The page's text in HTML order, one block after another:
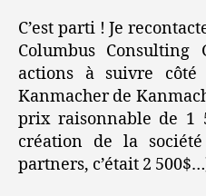
C’est parti ! Je
Columbus
actions à suivre
Kanmacher de
prix raisonnable de 1
création de la
partners, c’était 2